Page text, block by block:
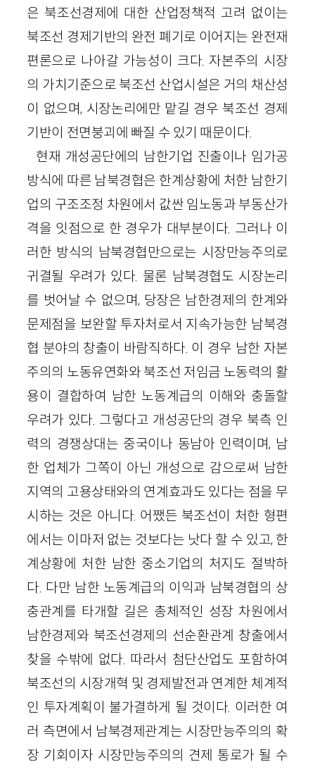
은 북조선경제에 대한 산업정책적 고려 없이는
북조선 경제기반의 완전 폐기로 이어지는 완전재
편론으로 나아갈 가능성이 크다. 자본주의 시장
의 가치기준으로 북조선 산업시설은 거의 채산성
이 없으며, 시장논리에만 맡길 경우 북조선 경제
기반이 전면붕괴에 빠질 수 있기 때문이다.
현재 개성공단에의 남한기업 진출이나 임가공
방식에 따른 남북경협은 한계상황에 처한 남한기
업의 구조조정 차원에서 값싼 임노동과 부동산가
격을 잇점으로 한 경우가 대부분이다. 그러나 이
러한 방식의 남북경협만으로는 시장만능주의로
귀결될 우려가 있다. 물론 남북경협도 시장논리
를 벗어날 수 없으며, 당장은 남한경제의 한계와
문제점을 보완할 투자처로서 지속가능한 남북경
협 분야의 창출이 바람직하다. 이 경우 남한 자본
주의의 노동유연화와 북조선 저임금 노동력의 활
용이 결합하여 남한 노동계급의 이해와 충돌할
우려가 있다. 그렇다고 개성공단의 경우 북측 인
력의 경쟁상대는 중국이나 동남아 인력이며, 남
한 업체가 그쪽이 아닌 개성으로 감으로써 남한
지역의 고용상태와의 연계효과도 있다는 점을 무
시하는 것은 아니다. 어쨌든 북조선이 처한 형편
에서는 이마저 없는 것보다는 낫다 할 수 있고, 한
계상황에 처한 남한 중소기업의 처지도 절박하
다. 다만 남한 노동계급의 이익과 남북경협의 상
충관계를 타개할 길은 총체적인 성장 차원에서
남한경제와 북조선경제의 선순환관계 창출에서
찾을 수밖에 없다. 따라서 첨단산업도 포함하여
북조선의 시장개혁 및 경제발전과 연계한 체계적
인 투자계획이 불가결하게 될 것이다. 이러한 여
러 측면에서 남북경제관계는 시장만능주의의 확
장 기회이자 시장만능주의의 견제 통로가 될 수